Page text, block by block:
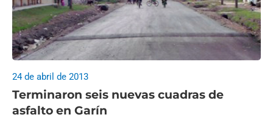
Terminaron seis nuevas cuadras de
asfalto en Garín
24 de abril de 2013